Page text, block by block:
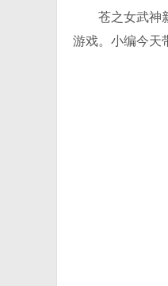
苍之女武神
游戏。小编今天